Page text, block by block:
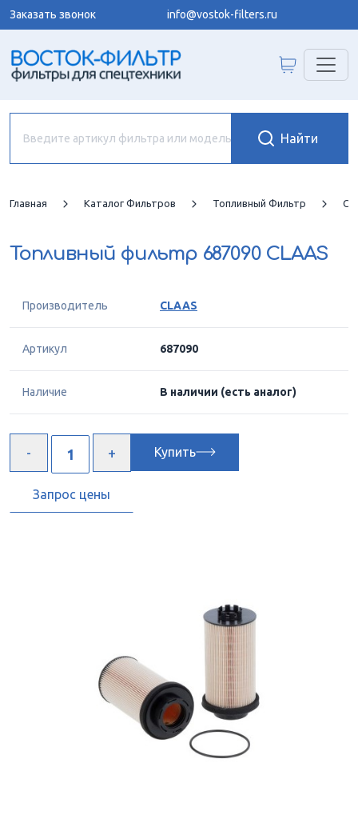
Заказать звонок info@vostok-filters.ru
Главная Каталог Фильтров Топливный Фильтр
Топливный фильтр 687090 CLAAS
Производитель CLAAS
Артикул 687090
Наличие В наличии (есть аналог)
Купить
Запрос цены